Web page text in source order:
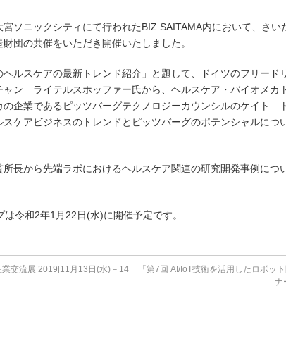
ソニックシティにて行われたBIZ SAITAMA内において、さい
団の共催をいただき開催いたしました。
ヘルスケアの最新トレンド紹介」と題して、ドイツのフリー
ャン ライテルスホッファー氏から、ヘルスケア・バイオメカ
の企業であるピッツバーグテクノロジーカウンシルのケイト
ケアビジネスのトレンドとピッツバーグのポテンシャルにつ
長から先端ラボにおけるヘルスケア関連の研究開発事例につ
令和2年1月22日(水)に開催予定です。
業交流展 2019[11月13日(水)－14
「第7回 AI/IoT技術を活用したロボッ
ナ